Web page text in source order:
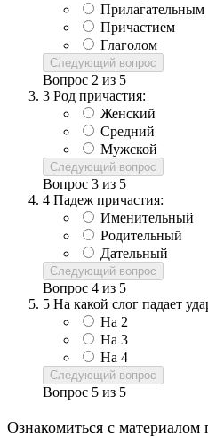
Прилагательным
Причастием
Глаголом
Следующий вопрос
Вопрос 2 из 5
3 Род причастия:
Женский
Средний
Мужской
Следующий вопрос
Вопрос 3 из 5
4 Падеж причастия:
Именительный
Родительный
Дательный
Следующий вопрос
Вопрос 4 из 5
5 На какой слог падает
На 2
На 3
На 4
Следующий вопрос
Вопрос 5 из 5
Ознакомиться с